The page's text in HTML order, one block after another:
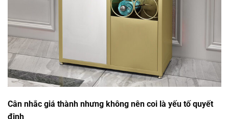
Cân nhắc giá thành nhưng không nên coi là yếu tố quyết
định